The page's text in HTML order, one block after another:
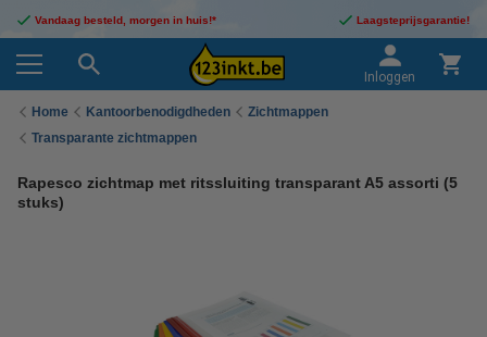
Vandaag besteld, morgen in huis!* Laagsteprijsgarantie!
Inloggen
Home Kantoorbenodigdheden
Zichtmappen
Transparante zichtmappen
Rapesco zichtmap met ritssluiting transparant A5 assorti (5
stuks)